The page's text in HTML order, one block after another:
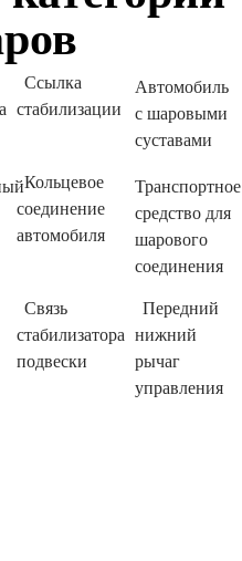
Ссылка
стабилизации
Автомобиль
с шаровыми
суставами
Кольцевое
соединение
автомобиля
Транспортное
средство для
шарового
соединения
Связь
стабилизатора
подвески
Передний
нижний
рычаг
управления